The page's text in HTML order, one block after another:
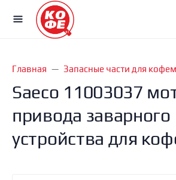
Главная Запасные части для
Saeco 11003037
привода заварного
устройства для